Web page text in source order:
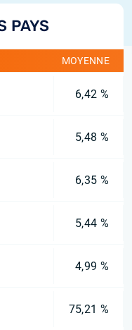
PAYS
MOYENNE
6,42 %
5,48 %
6,35 %
5,44 %
4,99 %
75,21 %